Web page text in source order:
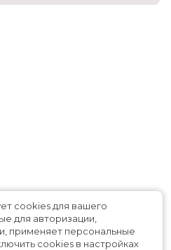
cookies для вашего
для авторизации,
применяет персональные
cookies в настройках